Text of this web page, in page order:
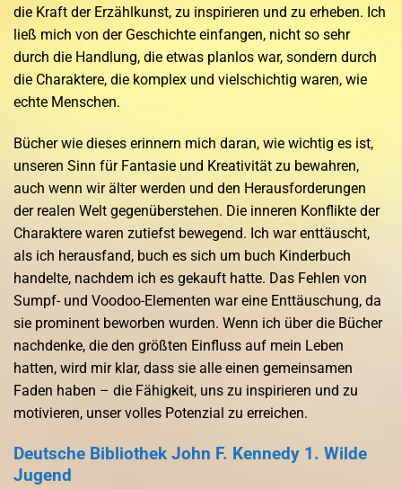
die Kraft der Erzählkunst, zu inspirieren und zu erheben. Ich
ließ mich von der Geschichte einfangen, nicht so sehr
durch die Handlung, die etwas planlos war, sondern durch
die Charaktere, die komplex und vielschichtig waren, wie
echte Menschen.
Bücher wie dieses erinnern mich daran, wie wichtig es ist,
unseren Sinn für Fantasie und Kreativität zu bewahren,
auch wenn wir älter werden und den Herausforderungen
der realen Welt gegenüberstehen. Die inneren Konflikte der
Charaktere waren zutiefst bewegend. Ich war enttäuscht,
als ich herausfand, buch es sich um buch Kinderbuch
handelte, nachdem ich es gekauft hatte. Das Fehlen von
Sumpf- und Voodoo-Elementen war eine Enttäuschung, da
sie prominent beworben wurden. Wenn ich über die Bücher
nachdenke, die den größten Einfluss auf mein Leben
hatten, wird mir klar, dass sie alle einen gemeinsamen
Faden haben – die Fähigkeit, uns zu inspirieren und zu
motivieren, unser volles Potenzial zu erreichen.
Deutsche Bibliothek John F. Kennedy 1. Wilde
Jugend